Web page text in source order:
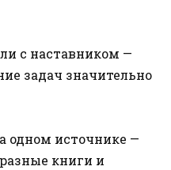
с наставником —
задач значительно
одном источнике —
книги и